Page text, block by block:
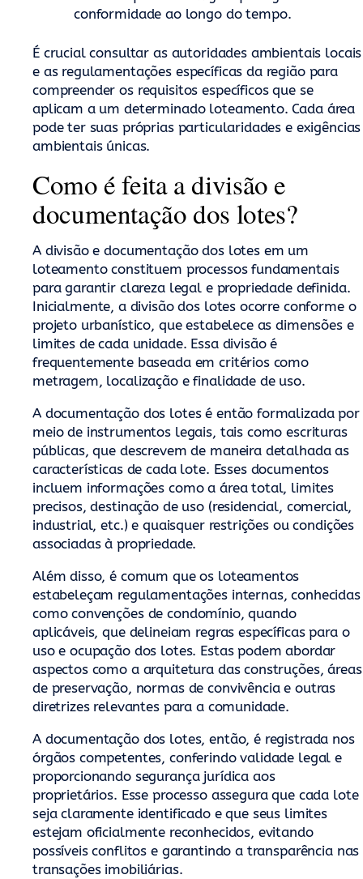
conformidade ao longo do tempo.
É crucial consultar as autoridades ambientais locais
e as regulamentações específicas da região para
compreender os requisitos específicos que se
aplicam a um determinado loteamento. Cada área
pode ter suas próprias particularidades e exigências
ambientais únicas.
Como é feita a divisão e
documentação dos lotes?
A divisão e documentação dos lotes em um
loteamento constituem processos fundamentais
para garantir clareza legal e propriedade definida.
Inicialmente, a divisão dos lotes ocorre conforme o
projeto urbanístico, que estabelece as dimensões e
limites de cada unidade. Essa divisão é
frequentemente baseada em critérios como
metragem, localização e finalidade de uso.
A documentação dos lotes é então formalizada por
meio de instrumentos legais, tais como escrituras
públicas, que descrevem de maneira detalhada as
características de cada lote. Esses documentos
incluem informações como a área total, limites
precisos, destinação de uso (residencial, comercial,
industrial, etc.) e quaisquer restrições ou condições
associadas à propriedade.
Além disso, é comum que os loteamentos
estabeleçam regulamentações internas, conhecidas
como convenções de condomínio, quando
aplicáveis, que delineiam regras específicas para o
uso e ocupação dos lotes. Estas podem abordar
aspectos como a arquitetura das construções, áreas
de preservação, normas de convivência e outras
diretrizes relevantes para a comunidade.
A documentação dos lotes, então, é registrada nos
órgãos competentes, conferindo validade legal e
proporcionando segurança jurídica aos
proprietários. Esse processo assegura que cada lote
seja claramente identificado e que seus limites
estejam oficialmente reconhecidos, evitando
possíveis conflitos e garantindo a transparência nas
transações imobiliárias.